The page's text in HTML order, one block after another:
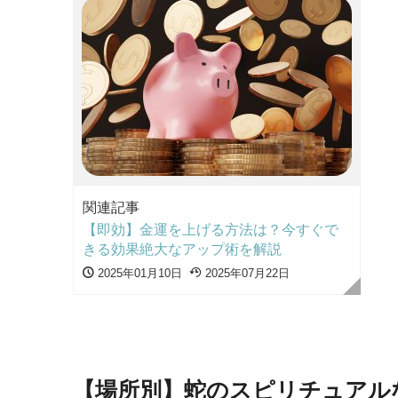
関連記事
【即効】金運を上げる方法は？今すぐで
きる効果絶大なアップ術を解説
2025年01月10日 2025年07月22日
【場所別】蛇のスピリチュア